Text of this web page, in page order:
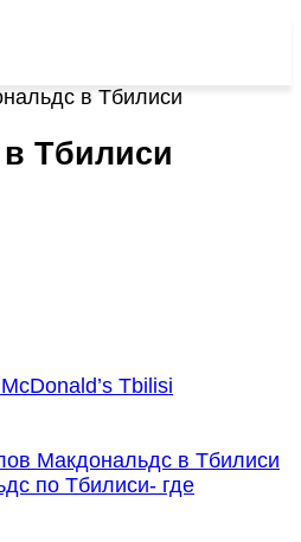
в Тбилиси
Тбилиси
Tbilisi
Макдональдс в Тбилиси
по Тбилиси- где